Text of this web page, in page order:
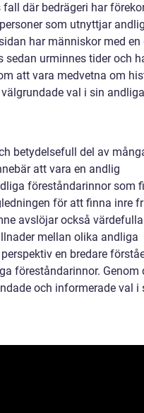
där bedrägeri har
som utnyttjar
har människor med en
urminnes tider och
att vara medvetna om
val i sin
betydelsefull del av
att vara en andlig
föreståndarinnor som
för att finna inre
avslöjar också värdefulla
mellan olika andliga
en bredare
föreståndarinnor. Genom
och informerade val i